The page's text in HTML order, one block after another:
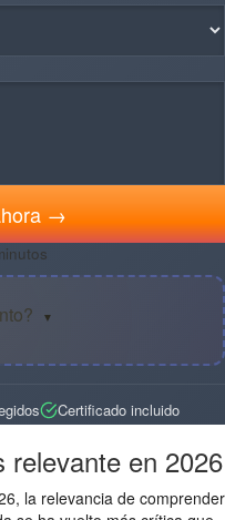
→
▼
Certificado incluido
relevante en 2026
la relevancia de comprender